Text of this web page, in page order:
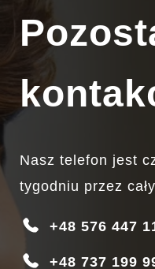
Nasz telefon jest
tygodniu przez
+48 576 447
+48 737 199